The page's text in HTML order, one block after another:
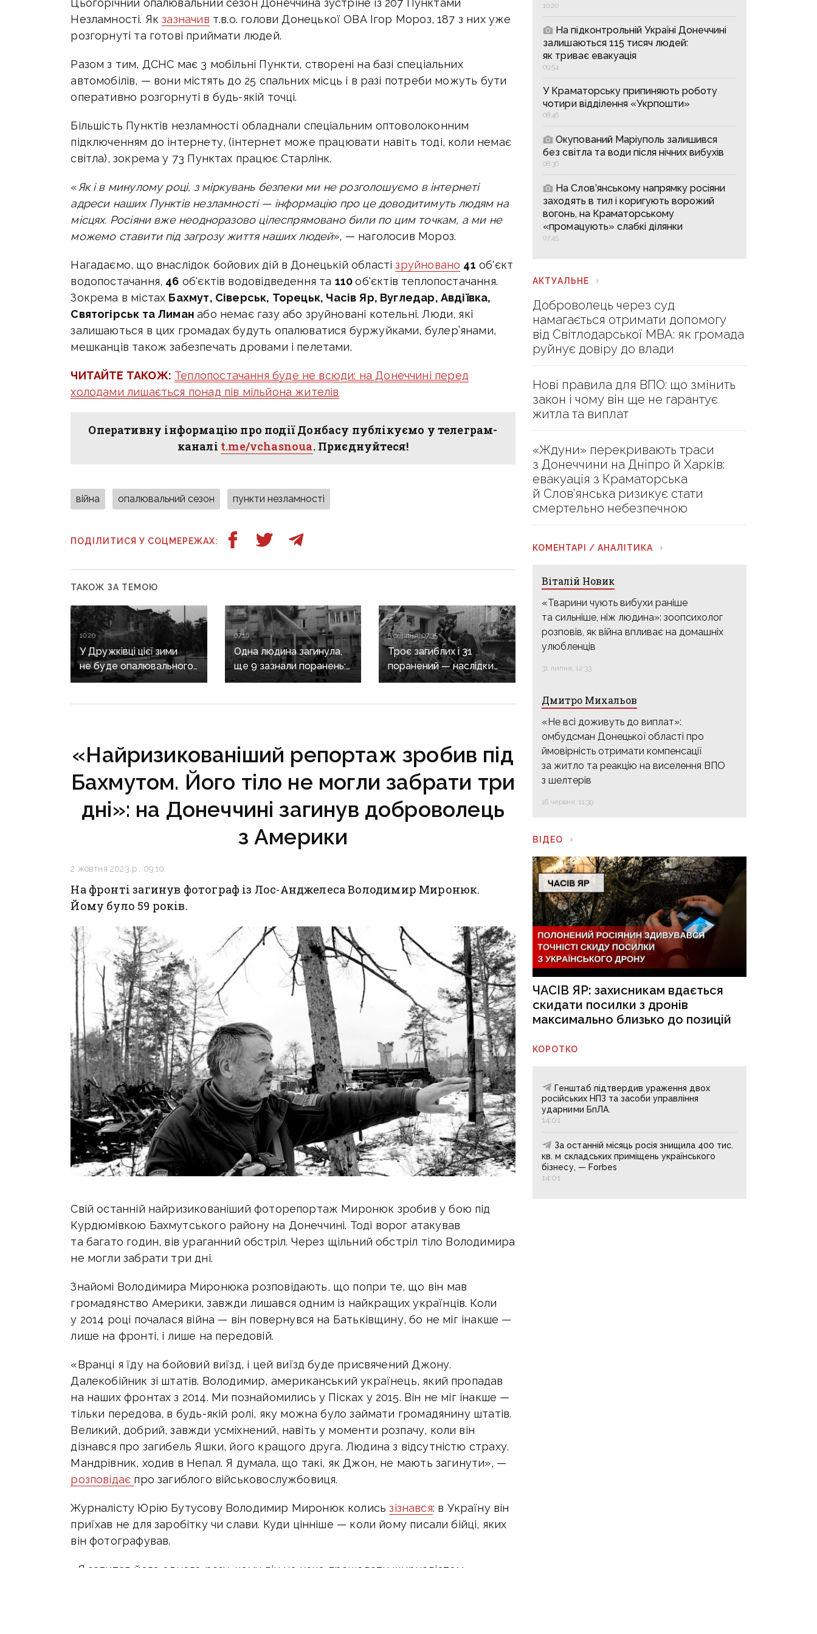
Цьогорічний опалювальний сезон Донеччина зустріне із 207 Пунктами
Незламності. Якзазначив т.в.о. голови Донецької ОВА Ігор Мороз, 187 з них уже
розгорнуті та готові приймати людей.
Разом з тим, ДСНС має 3 мобільні Пункти, створені на базі спеціальних
автомобілів, — вони містять до 25 спальних місць і в разі потреби можуть бути
оперативно розгорнуті в будь-якій точці.
Більшість Пунктів незламності обладнали спеціальним оптоволоконним
підключенням до інтернету, (інтернет може працювати навіть тоді, коли немає
світла), зокрема у 73 Пунктах працює Старлінк.
«Як і в минулому році, з міркувань безпеки ми не розголошуємо в інтернеті
адреси наших Пунктів незламності — інформацію про це доводитимуть людям на
місцях. Росіяни вже неодноразово цілеспрямовано били по цим точкам, а ми не
можемо ставити під загрозу життя наших людей», — наголосив Мороз.
Нагадаємо, що внаслідок бойових дій в Донецькій областізруйновано 41 об'єкт
водопостачання, 46 об'єктів водовідведення та 110об'єктів теплопостачання.
Зокрема в містах Бахмут, Сіверськ, Торецьк, Часів Яр, Вугледар, Авдіївка,
Святогірськ та Лиманабо немає газу або зруйновані котельні. Люди, які
залишаються в цих громадах будуть опалюватися буржуйками, булер’янами,
мешканців також забезпечать дровами і пелетами.
ЧИТАЙТЕ ТАКОЖ: Теплопостачання буде не всюди: на Донеччині перед
холодами лишається понад пів мільйона жителів
Оперативну інформацію про події Донбасу публікуємо у телеграм-
каналі t.me/vchasnoua. Приєднуйтеся!
війна опалювальний сезон пункти незламності
ПОДІЛИТИСЯ У СОЦМЕРЕЖАХ:
ТАКОЖ ЗА ТЕМОЮ
10:20
У Дружківці цієї зими
не буде опалювального
сезону: фронт
07:16
Одна людина загинула,
ще 9 зазнали поранень:
воєнні злочини
5 серпня, 07:35
Троє загиблих і 31
поранений — наслідки
масованих обстрілів
«Найризикованіший репортаж зробив під
Бахмутом. Його тіло не могли забрати три
дні»: на Донеччині загинув доброволець
з Америки
2 жовтня 2023 р., 09:10
На фронті загинув фотограф із Лос-Анджелеса Володимир Миронюк.
Йому було 59 років.
Свій останній найризикованіший фоторепортаж Миронюк зробив у бою під
Курдюмівкою Бахмутського району на Донеччині. Тоді ворог атакував
та багато годин, вів ураганний обстріл. Через щільний обстріл тіло Володимира
не могли забрати три дні.
Знайомі Володимира Миронюка розповідають, що попри те, що він мав
громадянство Америки, завжди лишався одним із найкращих українців. Коли
у 2014 році почалася війна — він повернувся на Батьківщину, бо не міг інакше —
лише на фронті, і лише на передовій.
«Вранці я їду на бойовий виїзд, і цей виїзд буде присвячений Джону.
Далекобійник зі штатів. Володимир, американський українець, який пропадав
на наших фронтах з 2014. Ми познайомились у Пісках у 2015. Він не міг інакше —
тільки передова, в будь-якій ролі, яку можна було займати громадянину штатів.
Великий, добрий, завжди усміхнений, навіть у моменти розпачу, коли він
дізнався про загибель Яшки, його кращого друга. Людина з відсутністю страху.
Мандрівник, ходив в Непал. Я думала, що такі, як Джон, не мають загинути», —
розповідає про загиблого військовослужбовиця.
Журналісту Юрію Бутусову Володимир Миронюк колисьзізнався: в Україну він
приїхав не для заробітку чи слави. Куди цінніше — коли йому писали бійці, яких
він фотографував.
«Я запитав його одного разу, чому він не хоче працювати журналістом
10:20
На підконтрольній Україні Донеччині
залишаються 115 тисяч людей:
як триває евакуація
09:54
У Краматорську припиняють роботу
чотири відділення «Укрпошти»
08:46
Окупований Маріуполь залишився
без світла та води після нічних вибухів
08:36
На Слов’янському напрямку росіяни
заходять в тил і коригують ворожий
вогонь, на Краматорському
«промацують» слабкі ділянки
07:45
АКТУАЛЬНЕ
Доброволець через суд
намагається отримати допомогу
від Світлодарської МВА: як громада
руйнує довіру до влади
Нові правила для ВПО: що змінить
закон і чому він ще не гарантує
житла та виплат
«Ждуни» перекривають траси
з Донеччини на Дніпро й Харків:
евакуація з Краматорська
й Слов’янська ризикує стати
смертельно небезпечною
КОМЕНТАРІ / АНАЛІТИКА
Віталій Новик
«Тварини чують вибухи раніше
та сильніше, ніж людина»: зоопсихолог
розповів, як війна впливає на домашніх
улюбленців
31 липня, 12:33
Дмитро Михальов
«Не всі доживуть до виплат»:
омбудсман Донецької області про
ймовірність отримати компенсації
за житло та реакцію на виселення ВПО
з шелтерів
16 червня, 11:39
ВІДЕО
ЧАСІВ ЯР: захисникам вдається
скидати посилки з дронів
максимально близько до позицій
КОРОТКО
Генштаб підтвердив ураження двох
російських НПЗ та засоби управління
ударними БпЛА.
14:01
За останній місяць росія знищила 400 тис.
кв. м складських приміщень українського
бізнесу, — Forbes
14:01